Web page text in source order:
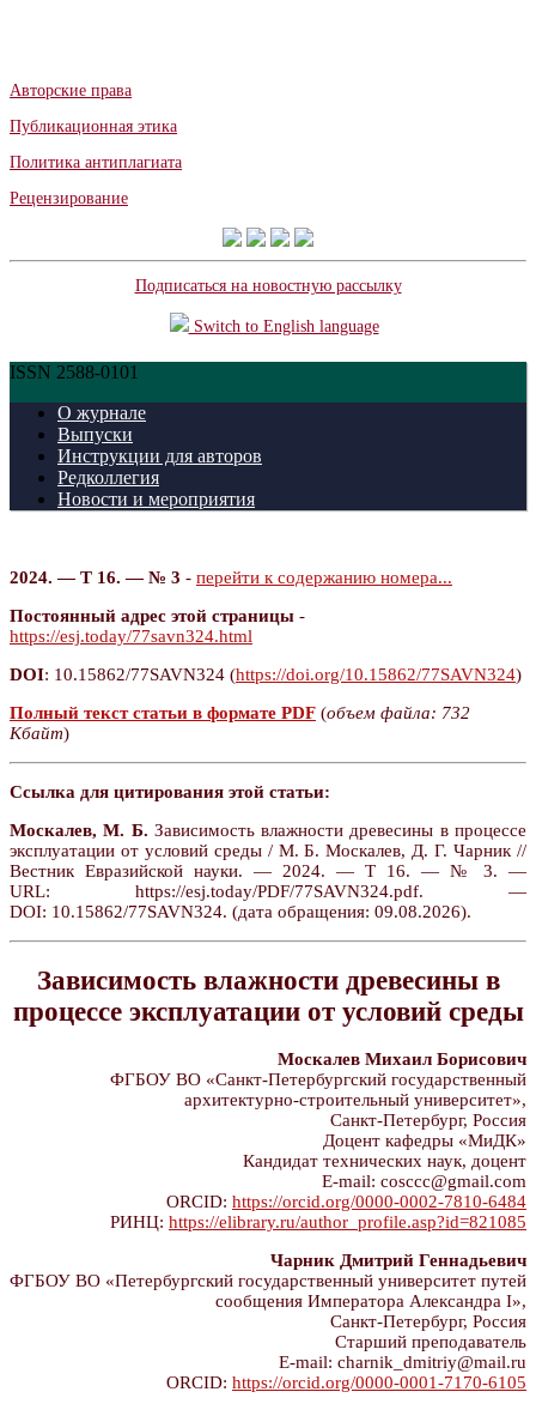
Авторские права
Публикационная этика
Политика антиплагиата
Рецензирование
Подписаться на новостную рассылку
Switch to English language
ISSN 2588-0101
О журнале
Выпуски
Инструкции для авторов
Редколлегия
Новости и мероприятия
2024. — Т 16. — № 3 - перейти к содержанию номера...
Постоянный адрес этой страницы -
https://esj.today/77savn324.html
DOI: 10.15862/77SAVN324 (https://doi.org/10.15862/77SAVN324)
Полный текст статьи в формате PDF (объем файла: 732
Кбайт)
Ссылка для цитирования этой статьи:
Москалев, М. Б. Зависимость влажности древесины в процессе
эксплуатации от условий среды / М. Б. Москалев, Д. Г. Чарник //
Вестник Евразийской науки. — 2024. — Т 16. — № 3. —
URL: https://esj.today/PDF/77SAVN324.pdf. —
DOI: 10.15862/77SAVN324. (дата обращения: 09.08.2026).
Зависимость влажности древесины в
процессе эксплуатации от условий среды
Москалев Михаил Борисович
ФГБОУ ВО «Санкт-Петербургский государственный
архитектурно-строительный университет»,
Санкт-Петербург, Россия
Доцент кафедры «МиДК»
Кандидат технических наук, доцент
E-mail: cosccc@gmail.com
ORCID: https://orcid.org/0000-0002-7810-6484
РИНЦ: https://elibrary.ru/author_profile.asp?id=821085
Чарник Дмитрий Геннадьевич
ФГБОУ ВО «Петербургский государственный университет путей
сообщения Императора Александра I»,
Санкт-Петербург, Россия
Старший преподаватель
E-mail: charnik_dmitriy@mail.ru
ORCID: https://orcid.org/0000-0001-7170-6105